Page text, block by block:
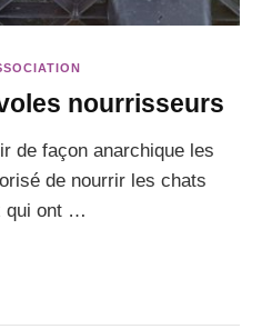
nourrisseurs
de façon anarchique les
de nourrir les chats
qui ont …